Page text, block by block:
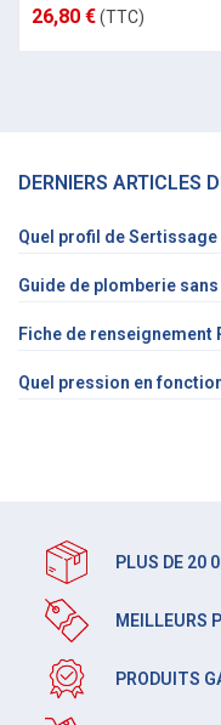
26,80 €(TTC)
DERNIERS ARTICLES
Quel profil de
Guide de plomberie
Fiche de renseignement
Quel pression en
PLUS DE 20
MEILLEURS
PRODUITS